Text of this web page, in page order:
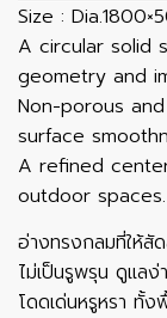
Size :
A circular solid
geometry and
Non-porous
surface
A refined
outdoor spaces.
อ่างทรงกลมที่ให้สั
ไม่เป็นรูพรุน ดูแล
โดดเด่นหรูหรา ทั้ง